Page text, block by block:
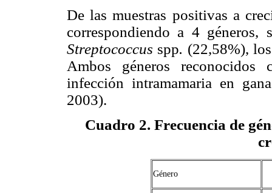
De las muestras positivas a
correspondiendo a 4 géneros,
Streptococcus spp. (22,58%),
Ambos géneros reconocidos
infección intramamaria en
2003).
Cuadro 2. Frecuencia de
Género